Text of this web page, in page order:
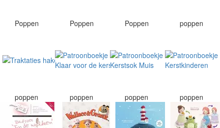
Poppen Poppen Poppen poppen
poppen poppen poppen poppen